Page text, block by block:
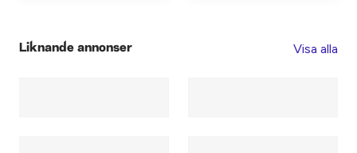
Liknande annonser Visa alla